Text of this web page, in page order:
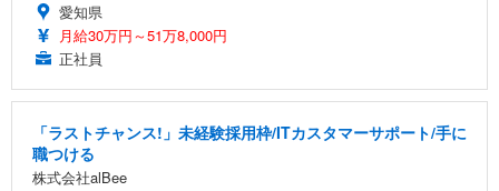
愛知県
月給30万円～51万8,000円
正社員
「ラストチャンス!」未経験採用枠/ITカスタマーサポート/手に
職つける
株式会社alBee